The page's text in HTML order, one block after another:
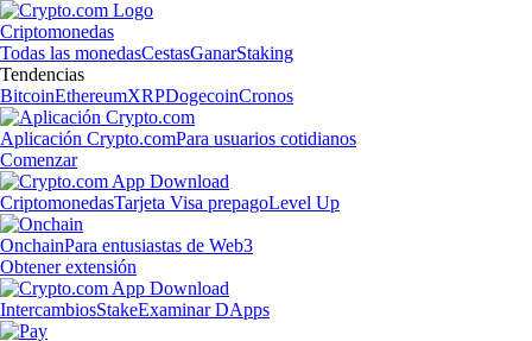
Criptomonedas
Todas las monedasCestasGanarStaking
Tendencias
BitcoinEthereumXRPDogecoinCronos
Aplicación Crypto.comPara usuarios cotidianos
Comenzar
CriptomonedasTarjeta Visa prepagoLevel Up
OnchainPara entusiastas de Web3
Obtener extensión
IntercambiosStakeExaminar DApps